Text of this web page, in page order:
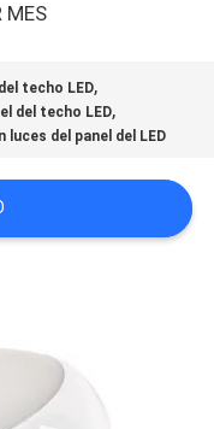
MES
techo LED,
del techo LED,
luces del panel del LED